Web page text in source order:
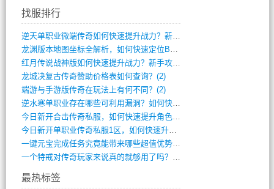
找服排行
逆天单职业微端传奇如何快速提升战力？新手(4)
龙渊版本地图坐标全解析，如何快速定位BO(3)
红月传说战神版如何快速提升战力？新手攻略(3)
龙城决复古传奇赞助价格表如何查询？(2)
端游与手游版传奇在玩法上有何不同？(2)
逆水寒单职业存在哪些可利用漏洞？如何快速(1)
今日新开合击传奇私服，如何快速提升角色战(0)
今日新开单职业传奇私服1区，如何快速升级(0)
一键元宝完成任务究竟能带来哪些超值优势？(0)
一个特戒对传奇玩家来说真的就够用了吗？(0)
最热标签